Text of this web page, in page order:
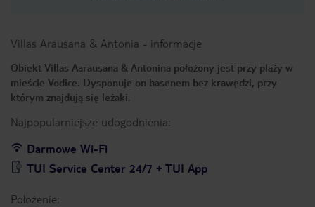
Villas Arausana & Antonia - informacje
Obiekt Villas Aarausana & Antonina położony jest przy plaży w
mieście Vodice. Dysponuje on basenem bez krawędzi, przy
którym znajdują się leżaki.
Najpopularniejsze udogodnienia:
Darmowe Wi-Fi
TUI Service Center 24/7 + TUI App
Położenie: